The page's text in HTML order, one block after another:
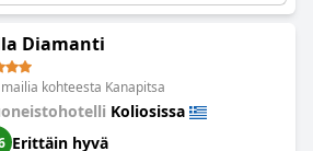
Diamanti
kohteesta Kanapitsa
Koliosissa
Erittäin hyvä